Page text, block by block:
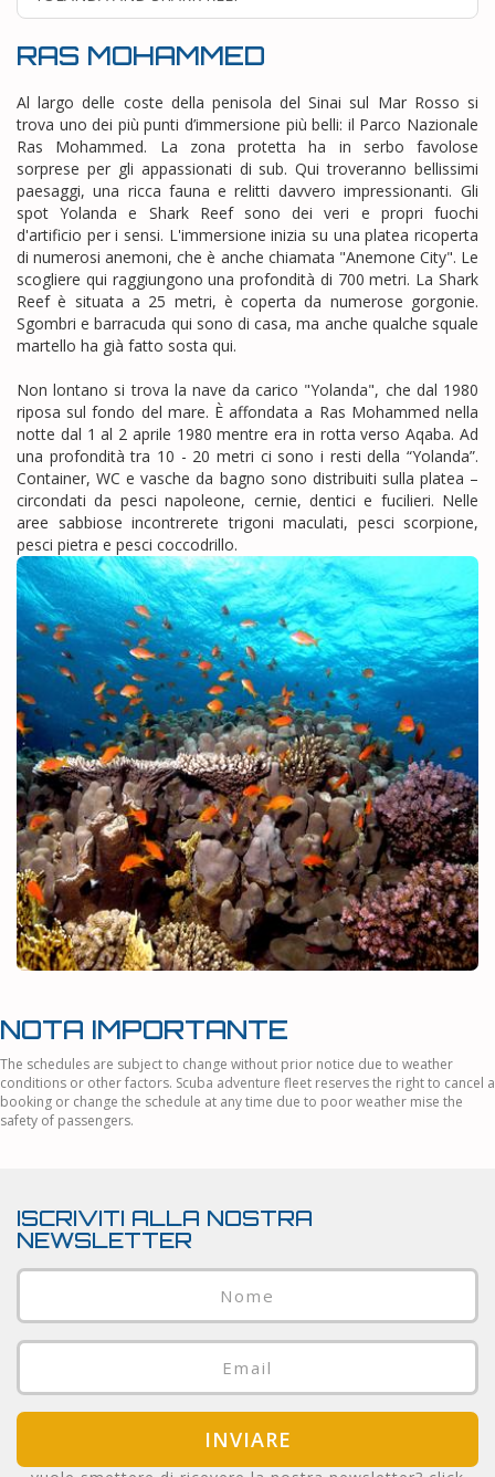
RAS MOHAMMED
Al largo delle coste della penisola del Sinai sul Mar Rosso si
trova uno dei più punti d’immersione più belli: il Parco Nazionale
Ras Mohammed. La zona protetta ha in serbo favolose
sorprese per gli appassionati di sub. Qui troveranno bellissimi
paesaggi, una ricca fauna e relitti davvero impressionanti. Gli
spot Yolanda e Shark Reef sono dei veri e propri fuochi
d'artificio per i sensi. L'immersione inizia su una platea ricoperta
di numerosi anemoni, che è anche chiamata "Anemone City". Le
scogliere qui raggiungono una profondità di 700 metri. La Shark
Reef è situata a 25 metri, è coperta da numerose gorgonie.
Sgombri e barracuda qui sono di casa, ma anche qualche squale
martello ha già fatto sosta qui.
Non lontano si trova la nave da carico "Yolanda", che dal 1980
riposa sul fondo del mare. È affondata a Ras Mohammed nella
notte dal 1 al 2 aprile 1980 mentre era in rotta verso Aqaba. Ad
una profondità tra 10 - 20 metri ci sono i resti della “Yolanda”.
Container, WC e vasche da bagno sono distribuiti sulla platea –
circondati da pesci napoleone, cernie, dentici e fucilieri. Nelle
aree sabbiose incontrerete trigoni maculati, pesci scorpione,
pesci pietra e pesci coccodrillo.
NOTA IMPORTANTE
The schedules are subject to change without prior notice due to weather
conditions or other factors. Scuba adventure fleet reserves the right to cancel a
booking or change the schedule at any time due to poor weather mise the
safety of passengers.
ISCRIVITI ALLA NOSTRA
NEWSLETTER
INVIARE